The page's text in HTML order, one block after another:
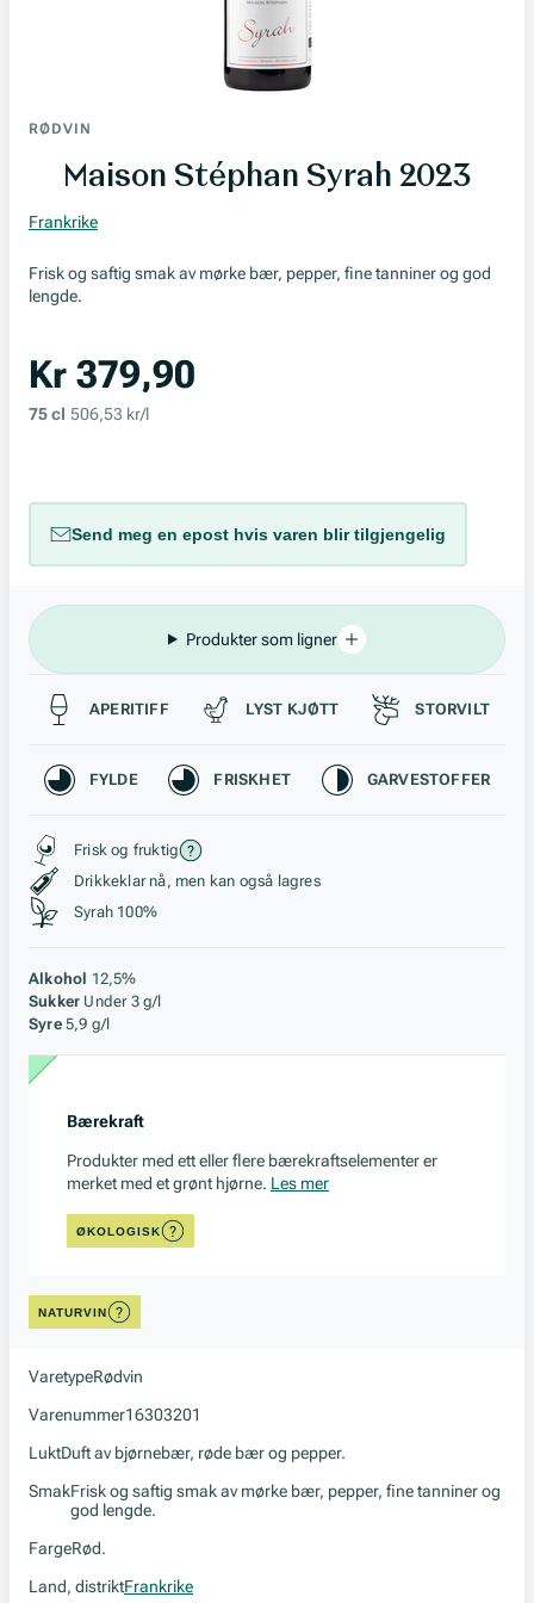
RØDVIN
Maison Stéphan Syrah 2023
Frankrike
Frisk og saftig smak av mørke bær, pepper, fine tanniner og god
lengde.
Kr 379,90
75 cl 506,53 kr/l
Send meg en epost hvis varen blir tilgjengelig
Produkter som ligner
Passer til
APERITIFF LYST KJØTT STORVILT
Karakteristikk
FYLDE FRISKHET GARVESTOFFER
Stil, lagring og råstoff
Frisk og fruktig
Drikkeklar nå, men kan også lagres
Syrah 100%
Alkohol 12,5%
Sukker Under 3 g/l
Syre 5,9 g/l
Bærekraft
Produkter med ett eller flere bærekraftselementer er
merket med et grønt hjørne. Les mer
ØKOLOGISK
NATURVIN
VaretypeRødvin
Varenummer16303201
LuktDuft av bjørnebær, røde bær og pepper.
SmakFrisk og saftig smak av mørke bær, pepper, fine tanniner og
god lengde.
FargeRød.
Land, distriktFrankrike